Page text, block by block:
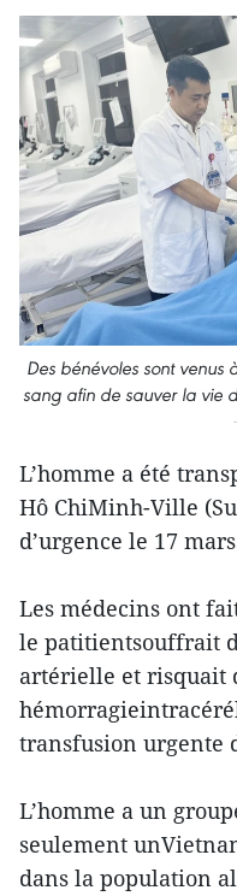
Des bénévoles sont venus
sang afin de sauver la vie
L’homme a été
Hô ChiMinh-Ville
d’urgence le 17
Les médecins ont
le patitientsouffrait
artérielle et risquait
transfusion urgente
L’homme a un
seulement
dans la population